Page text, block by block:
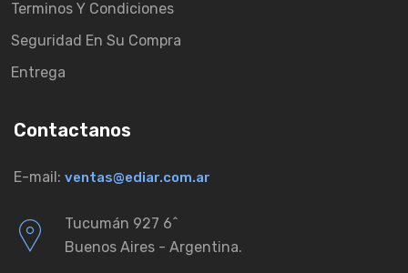
Terminos Y Condiciones
Seguridad En Su Compra
Entrega
Contactanos
E-mail: ventas@ediar.com.ar
Tucumán 927 6ˆ
Buenos Aires - Argentina.